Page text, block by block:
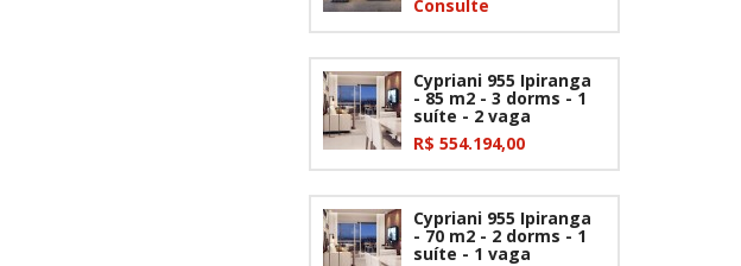
Consulte
Cypriani 955 Ipiranga
- 85 m2 - 3 dorms - 1
suíte - 2 vaga
R$ 554.194,00
Cypriani 955 Ipiranga
- 70 m2 - 2 dorms - 1
suíte - 1 vaga